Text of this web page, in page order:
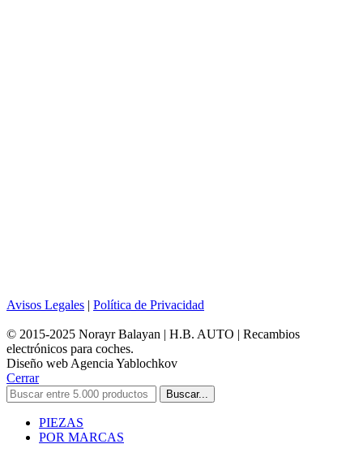
Avisos Legales | Política de Privacidad
© 2015-2025 Norayr Balayan | H.B. AUTO | Recambios
electrónicos para coches.
Diseño web Agencia Yablochkov
Cerrar
Buscar...
PIEZAS
POR MARCAS